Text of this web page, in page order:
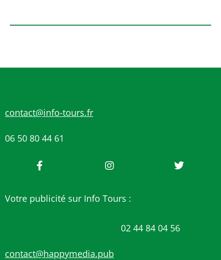
contact@info-tours.fr
06 50 80 44 61
Votre publicité sur Info Tours :
02 44 84 04 56
contact@happymedia.pub